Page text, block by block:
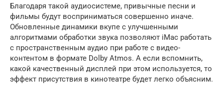
Благодаря такой аудиосистеме, привычные песни и
фильмы будут восприниматься совершенно иначе.
Обновленные динамики вкупе с улучшенными
алгоритмами обработки звука позволяют iMac работать
с пространственным аудио при работе с видео-
контентом в формате Dolby Atmos. А если вспомнить,
какой качественный дисплей при этом используется, то
эффект присутствия в кинотеатре будет легко объясним.